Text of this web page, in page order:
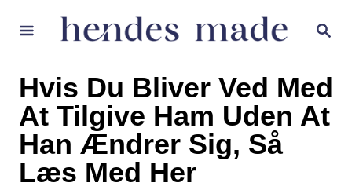
S
A
C
H
Hvis Du Bliver Ved Med
At Tilgive Ham Uden At
Han Ændrer Sig, Så
Læs Med Her